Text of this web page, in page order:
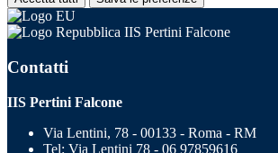
IIS Pertini Falcone
Contatti
IIS Pertini Falcone
Via Lentini, 78 - 00133 - Roma - RM
Tel: Via Lentini 78 - 06 97859616